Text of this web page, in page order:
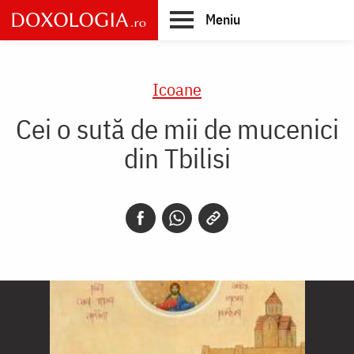
Skip
to
main
Meniu
Icoane
Cei o sută de mii de mucenici
din Tbilisi